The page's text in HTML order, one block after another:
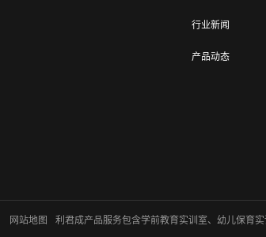
行业新闻
产品动态
网站地图 利君成产品服务包含学前教育实训室、幼儿保育